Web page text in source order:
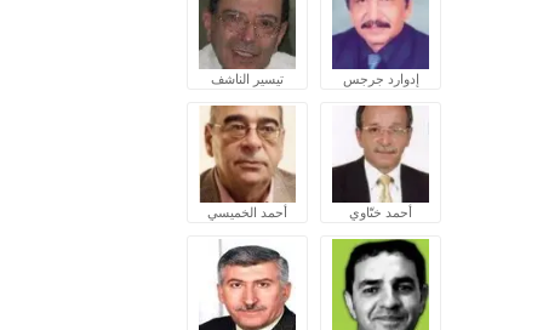
إدوارد جرجس تيسير الناشف
أحمد ختّاوي أحمد الخميسي